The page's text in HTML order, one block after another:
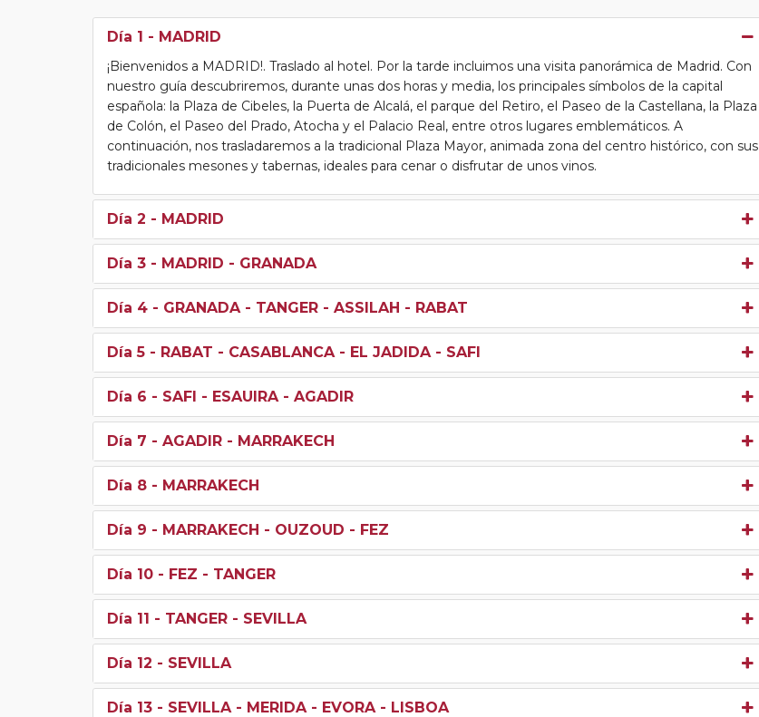
Día 1 - MADRID
¡Bienvenidos a MADRID!. Traslado al hotel. Por la tarde incluimos una visita panorámica de Madrid. Con
nuestro guía descubriremos, durante unas dos horas y media, los principales símbolos de la capital
española: la Plaza de Cibeles, la Puerta de Alcalá, el parque del Retiro, el Paseo de la Castellana, la Plaza
de Colón, el Paseo del Prado, Atocha y el Palacio Real, entre otros lugares emblemáticos. A
continuación, nos trasladaremos a la tradicional Plaza Mayor, animada zona del centro histórico, con sus
tradicionales mesones y tabernas, ideales para cenar o disfrutar de unos vinos.
Día 2 - MADRID
Día 3 - MADRID - GRANADA
Día 4 - GRANADA - TANGER - ASSILAH - RABAT
Día 5 - RABAT - CASABLANCA - EL JADIDA - SAFI
Día 6 - SAFI - ESAUIRA - AGADIR
Día 7 - AGADIR - MARRAKECH
Día 8 - MARRAKECH
Día 9 - MARRAKECH - OUZOUD - FEZ
Día 10 - FEZ - TANGER
Día 11 - TANGER - SEVILLA
Día 12 - SEVILLA
Día 13 - SEVILLA - MERIDA - EVORA - LISBOA